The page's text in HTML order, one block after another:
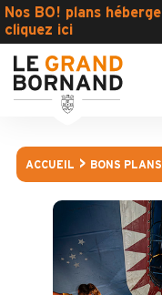
Nos BO! plans
cliquez ici
ACCUEIL BONS